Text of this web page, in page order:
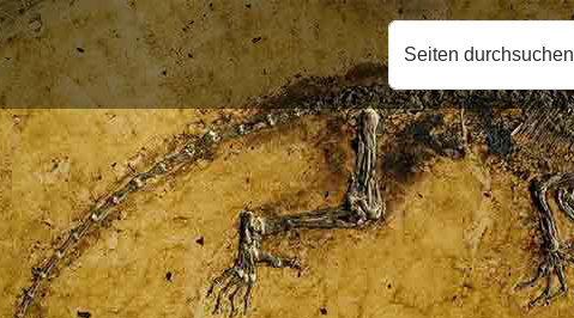
Seiten durchsuchen